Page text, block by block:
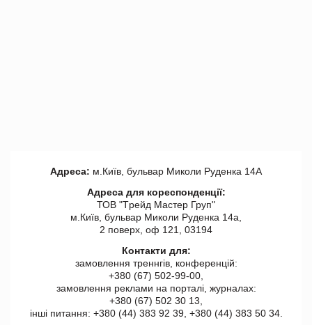
Адреса: м.Київ, бульвар Миколи Руденка 14А
Адреса для кореспонденції:
ТОВ "Tрейд Мастер Груп"
м.Київ, бульвар Миколи Руденка 14а,
2 поверх, оф 121, 03194
Контакти для:
замовлення треннгів, конференцій:
+380 (67) 502-99-00,
замовлення реклами на порталі, журналах:
+380 (67) 502 30 13,
інші питання: +380 (44) 383 92 39, +380 (44) 383 50 34.